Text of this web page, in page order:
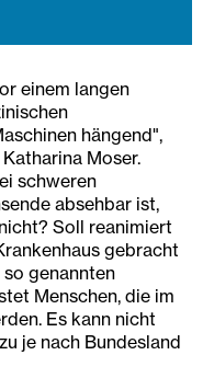
einem langen
hängend",
Moser.
schweren
absehbar ist,
Soll reanimiert
gebracht
genannten
Menschen, die im
Es kann nicht
je nach Bundesland